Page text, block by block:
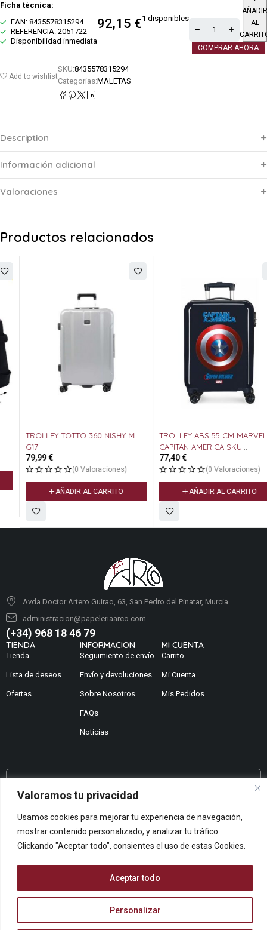
Valoramos tu privacidad
Usamos cookies para mejorar tu experiencia de navegación,
mostrar contenido personalizado, y analizar tu tráfico.
Clickando "Aceptar todo", consientes el uso de estas Cookies.
Personalizar
Aceptar todo
Ficha técnica:
EAN: 8435578315294
REFERENCIA: 2051722
Disponibilidad inmediata
92,15 €1 disponibles
AÑADIR
AL
COMPRAR AHORA
Add to wishlist
SKU:8435578315294
Categorías:MALETAS
Description
Información adicional
Valoraciones
Productos relacionados
TROLLEY TOTTO 360 NISHY M
79,99€
(0 Valoraciones)
AÑADIR AL CARRITO
TROLLEY ABS 55 CM MARVEL
CAPITAN AMERICA SKU
AVENGERS
77,40€
(0 Valoraciones)
AÑADIR AL CARRITO
Avda Doctor Artero Guirao, 63, San Pedro del Pinatar, Murcia
administracion@papeleriaarco.com
(+34) 968 18 46 79
TIENDA
Tienda
Lista de deseos
Ofertas
INFORMACION
Seguimiento de envío
Envío y devoluciones
Sobre Nosotros
FAQs
Noticias
MI CUENTA
Carrito
Mi Cuenta
Mis Pedidos
¿No encuentras lo que buscas?
¿Te podemos ayudar?
Centro De Ayuda
Queremos saber tu opinión
© ARCOPAPEL 2006 S.L. | Todos los derechos reservados